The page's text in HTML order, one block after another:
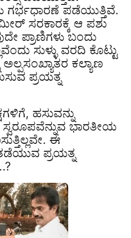
ಗರ್ಭಧಾರಣೆ ಪಡೆಯುತ್ತಿವೆ.
ಸರಕಾರಕ್ಕೆ ಆ ಪಶು
ಪ್ರಾಣಿಗಳು ಬಂದು
ಸುಳ್ಳು ವರದಿ ಕೊಟ್ಟು
ಕಲ್ಯಾಣ
ಪ್ರಯತ್ನ
ಹಸುವನ್ನು
ಭಾರತೀಯ
ಈ
ಪ್ರಯತ್ನ